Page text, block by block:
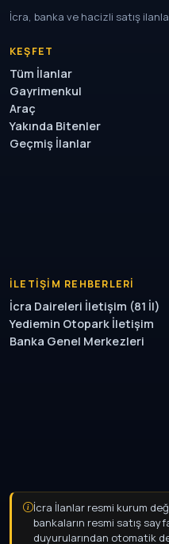
İcra, banka ve hacizli satış
KEŞFET
Tüm İlanlar
Gayrimenkul
Araç
Yakında Bitenler
Geçmiş İlanlar
İLETIŞIM REHBERLERI
İcra Daireleri İletişim (81 İl)
Yediemin Otopark İletişim
Banka Genel Merkezleri
İcra İlanlar resmi kurum
bankaların resmi satış
duyurularından otomatik